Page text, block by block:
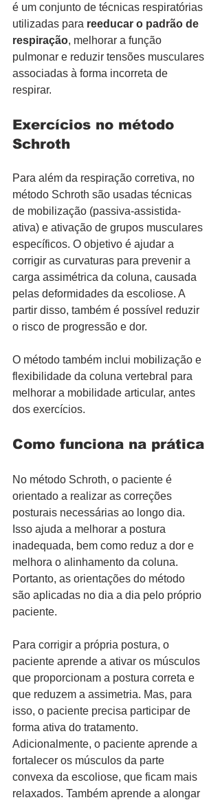
é um conjunto de técnicas respiratórias
utilizadas para reeducar o padrão de
respiração, melhorar a função
pulmonar e reduzir tensões musculares
associadas à forma incorreta de
respirar.
Exercícios no método
Schroth
Para além da respiração corretiva, no
método Schroth são usadas técnicas
de mobilização (passiva-assistida-
ativa) e ativação de grupos musculares
específicos. O objetivo é ajudar a
corrigir as curvaturas para prevenir a
carga assimétrica da coluna, causada
pelas deformidades da escoliose. A
partir disso, também é possível reduzir
o risco de progressão e dor.
O método também inclui mobilização e
flexibilidade da coluna vertebral para
melhorar a mobilidade articular, antes
dos exercícios.
Como funciona na prática
No método Schroth, o paciente é
orientado a realizar as correções
posturais necessárias ao longo dia.
Isso ajuda a melhorar a postura
inadequada, bem como reduz a dor e
melhora o alinhamento da coluna.
Portanto, as orientações do método
são aplicadas no dia a dia pelo próprio
paciente.
Para corrigir a própria postura, o
paciente aprende a ativar os músculos
que proporcionam a postura correta e
que reduzem a assimetria. Mas, para
isso, o paciente precisa participar de
forma ativa do tratamento.
Adicionalmente, o paciente aprende a
fortalecer os músculos da parte
convexa da escoliose, que ficam mais
relaxados. Também aprende a alongar